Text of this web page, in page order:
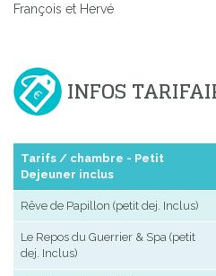
François et Hervé
INFOS
Tarifs / chambre - Petit
Dejeuner inclus
Rêve de Papillon (petit dej. Inclus)
Le Repos du Guerrier & Spa (petit
dej. Inclus)